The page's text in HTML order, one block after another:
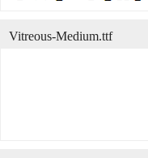
Vitreous-Medium.ttf